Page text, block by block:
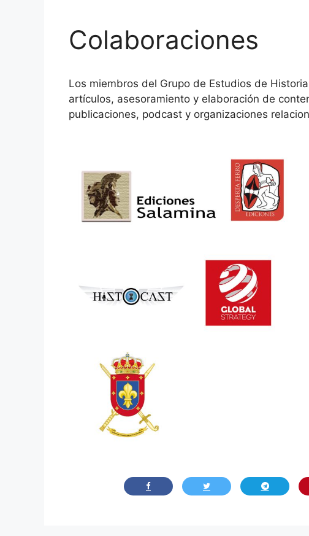
Colaboraciones
Los miembros del Grupo de Estudios de
artículos, asesoramiento y elaboración de
publicaciones, podcast y organizaciones